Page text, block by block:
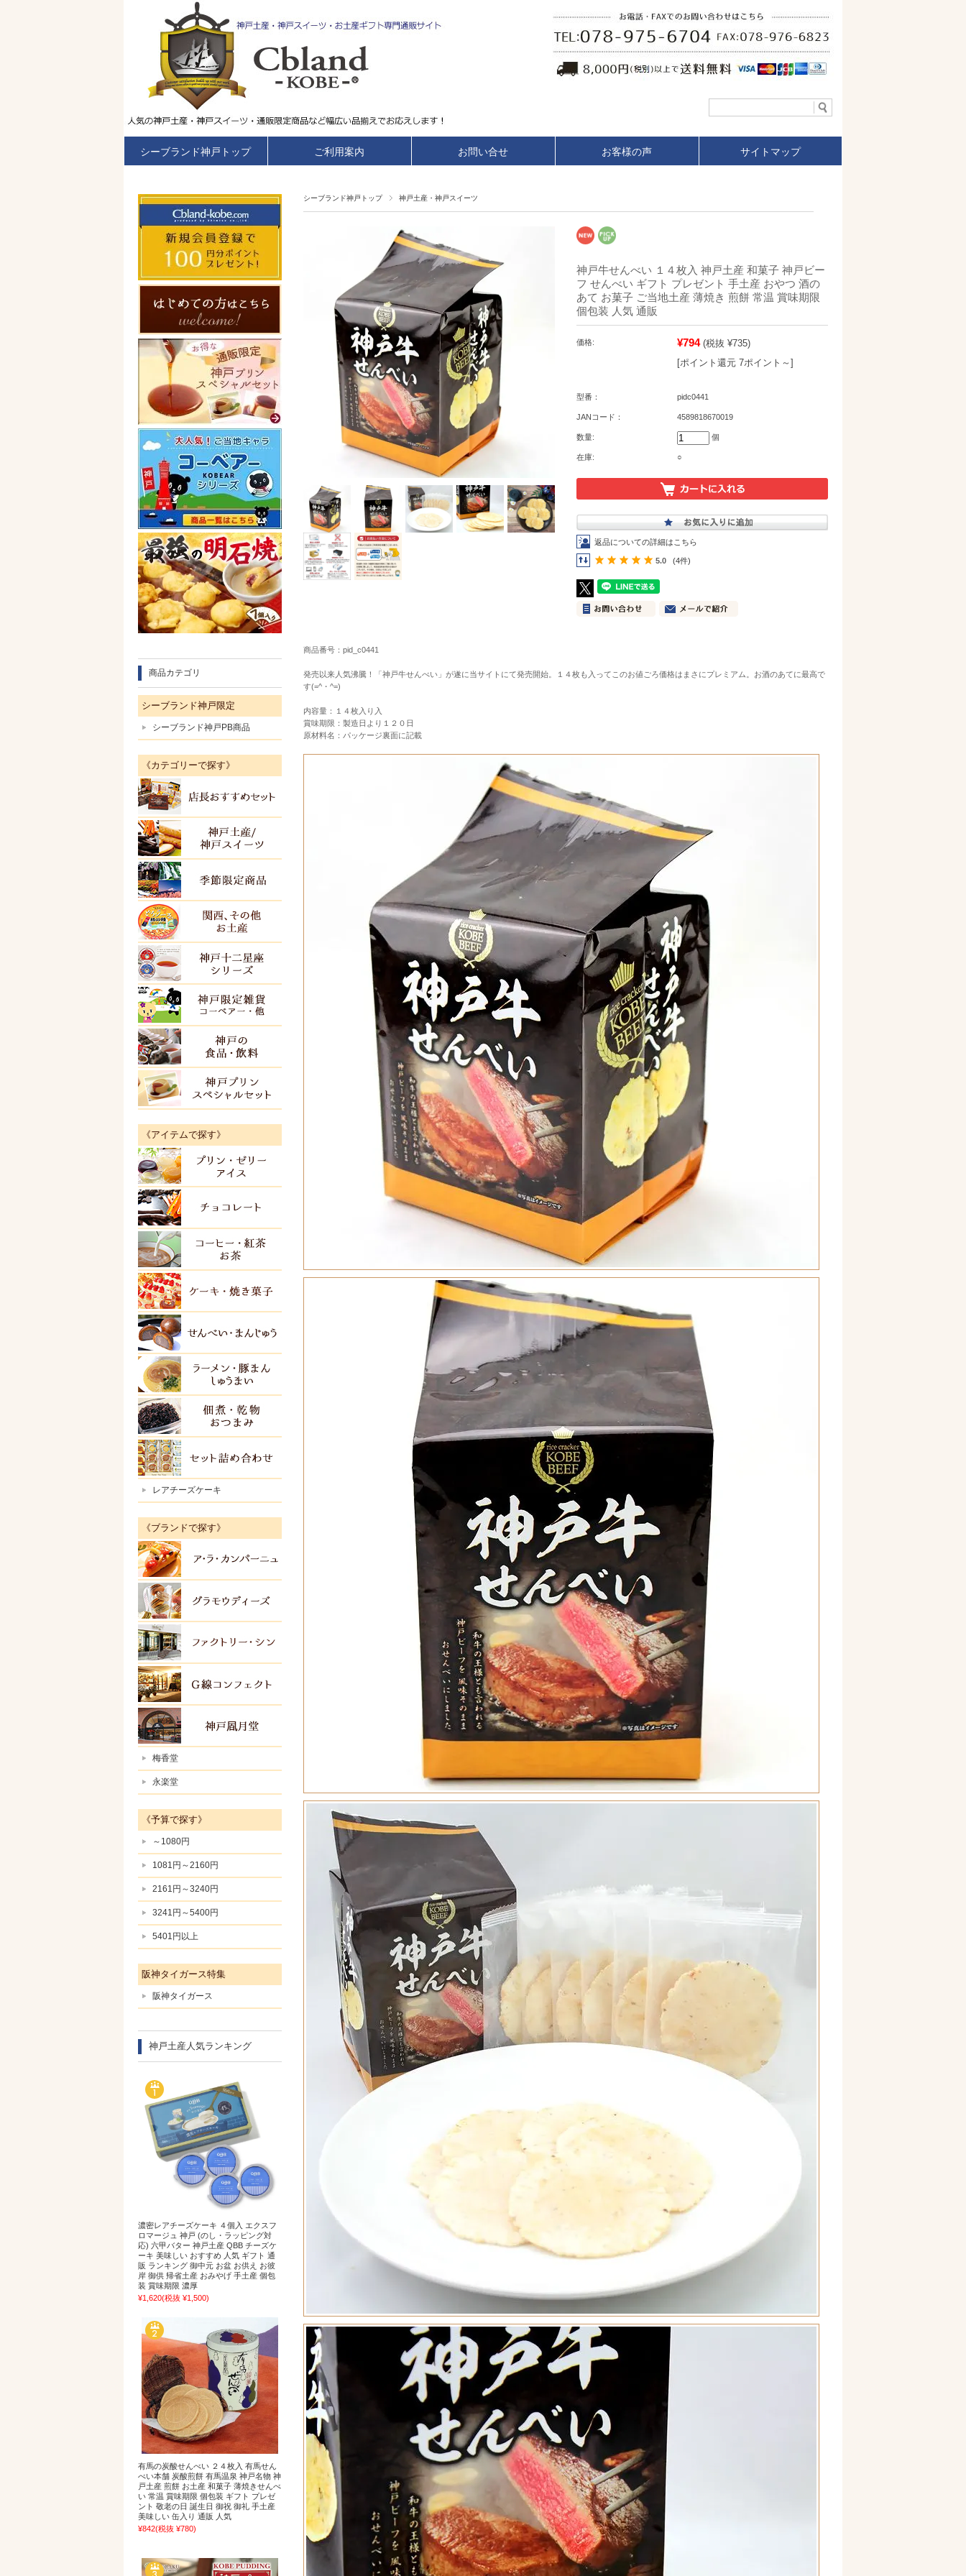
シーブランド神戸トップ ご利用案内 お問い合せ お客様の声 サイトマップ
シーブランド神戸トップ 神戸土産・神戸スイーツ
神戸牛せんべい １４枚入 神戸土産 和菓子 神戸ビー
フ せんべい ギフト プレゼント 手土産 おやつ 酒の
あて お菓子 ご当地土産 薄焼き 煎餅 常温 賞味期限
個包装 人気 通販
価格: ¥794 (税抜 ¥735)
[ポイント還元 7ポイント～]
型番： pidc0441
JANコード： 4589818670019
数量: 個
在庫: ○
返品についての詳細はこちら
5.0 (4件)
商品番号：pid_c0441
発売以来人気沸騰！「神戸牛せんべい」が遂に当サイトにて発売開始。１４枚も入ってこのお値ごろ価格はまさにプレミアム。お酒のあてに最高で
す(=^・^=)
内容量：１４枚入り入
賞味期限：製造日より１２０日
原材料名：パッケージ裏面に記載
商品カテゴリ
シーブランド神戸限定
シーブランド神戸PB商品
《カテゴリーで探す》
関西・その他のお土産
ＫＯＢＥ十二星座シリーズ
神戸プリンスペシャルセット
《アイテムで探す》
プリン・ゼリー・アイス
レアチーズケーキ
《ブランドで探す》
梅香堂
永楽堂
《予算で探す》
～1080円
1081円～2160円
2161円～3240円
3241円～5400円
5401円以上
阪神タイガース特集
阪神タイガース
神戸土産人気ランキング
濃密レアチーズケーキ ４個入 エクスフ
ロマージュ 神戸 (のし・ラッピング対
応) 六甲バター 神戸土産 QBB チーズケ
ーキ 美味しい おすすめ 人気 ギフト 通
販 ランキング 御中元 お盆 お供え お彼
岸 御供 帰省土産 おみやげ 手土産 個包
装 賞味期限 濃厚
¥1,620(税抜 ¥1,500)
有馬の炭酸せんべい ２４枚入 有馬せん
べい本舗 炭酸煎餅 有馬温泉 神戸名物 神
戸土産 煎餅 お土産 和菓子 薄焼きせんべ
い 常温 賞味期限 個包装 ギフト プレゼ
ント 敬老の日 誕生日 御祝 御礼 手土産
美味しい 缶入り 通販 人気
¥842(税抜 ¥780)